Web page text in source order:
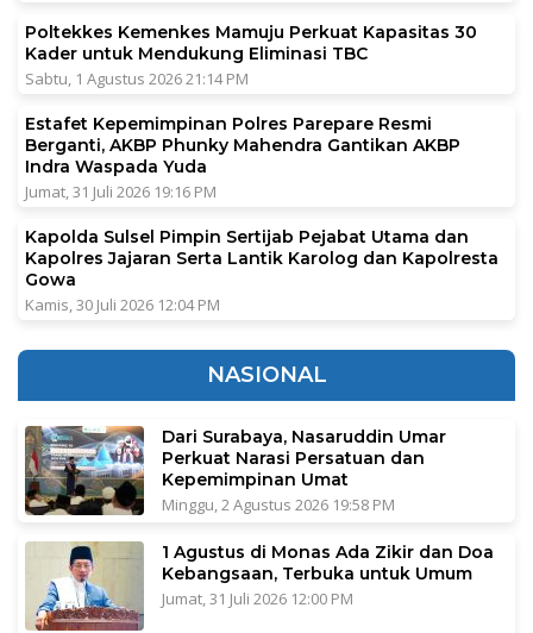
Poltekkes Kemenkes Mamuju Perkuat Kapasitas 30
Kader untuk Mendukung Eliminasi TBC
Sabtu, 1 Agustus 2026 21:14 PM
Estafet Kepemimpinan Polres Parepare Resmi
Berganti, AKBP Phunky Mahendra Gantikan AKBP
Indra Waspada Yuda
Jumat, 31 Juli 2026 19:16 PM
Kapolda Sulsel Pimpin Sertijab Pejabat Utama dan
Kapolres Jajaran Serta Lantik Karolog dan Kapolresta
Gowa
Kamis, 30 Juli 2026 12:04 PM
NASIONAL
Dari Surabaya, Nasaruddin Umar
Perkuat Narasi Persatuan dan
Kepemimpinan Umat
Minggu, 2 Agustus 2026 19:58 PM
1 Agustus di Monas Ada Zikir dan Doa
Kebangsaan, Terbuka untuk Umum
Jumat, 31 Juli 2026 12:00 PM